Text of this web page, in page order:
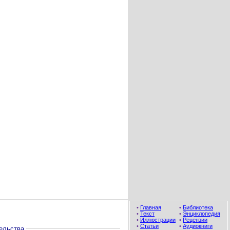
• Главная
• Текст
• Иллюстрации
• Статьи
• Библиотека
• Энциклопедия
• Рецензии
• Аудиокниги